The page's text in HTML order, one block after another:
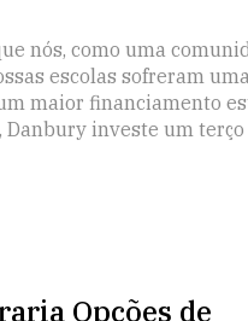
nós, como uma
escolas sofreram
maior financiamento
investe um terço
Opções de